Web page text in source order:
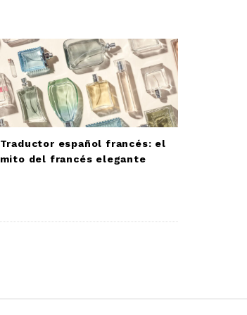
Traductor español francés: el
mito del francés elegante